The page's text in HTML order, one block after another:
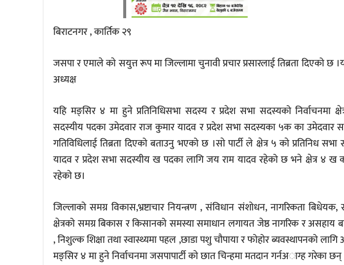
बिराटनगर , कार्तिक २९
जसपा र एमाले काे सयुत्त रूप मा जिल्लामा चुनावी प्रचार प्रसारलाई तिब्रता दिएको
अध्यक्ष
यहि मङ्सिर ४ मा हुने प्रतिनिधिसभा सदस्य र प्रदेश सभा सदस्यको निर्वाचनमा
सदस्यीय पदका उमेदवार राज कुमार यादव र प्रदेश सभा सदस्यका ५क का उमेदवार
गतिविधिलाई तिब्रता दिएको बताउनु भएको छ ।साे पार्टी ले क्षेत्र ५ काे प्रतिनिध
यादव र प्रदेश सभा सदस्यीय ख पदका लागि जय राम यादव रहेको छ भने क्षेत्र ४ ख
रहेकाे छ।
जिल्लाको समग्र विकास,भ्रष्टाचार नियन्त्रण , संविधान संशोधन, नागरिकता
क्षेत्रको समग्र बिकास र किसानको समस्या समाधान लगायत जेष्ठ नागरिक र असहाय
, निशुल्क शिक्षा तथा स्वास्थ्यमा पहल ,छाडा पशु चौपाया र फोहोर ब्यवस्थापनको
मङ्सिर ४ मा हुने निर्वाचनमा जसपापार्टी काे छात चिन्हमा मतदान गर्नअाग्ह गरेका छन्